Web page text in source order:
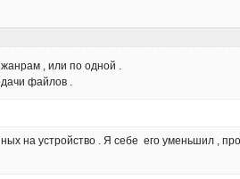
, или по одной .
файлов .
на устройство . Я себе его уменьшил ,